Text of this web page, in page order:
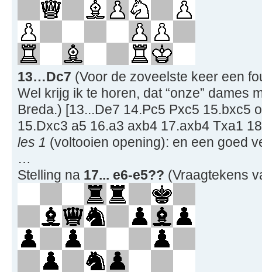
13…Dc7 (Voor de zoveelste keer een
Wel krijg ik te horen, dat “onze” dames
Breda.) [13...De7 14.Pc5 Pxc5 15.bxc5
15.Dxc3 a5 16.a3 axb4 17.axb4 Txa1
les 1 (voltooien opening): en een goed
…
Stelling na 17... e6-e5?? (Vraagtekens